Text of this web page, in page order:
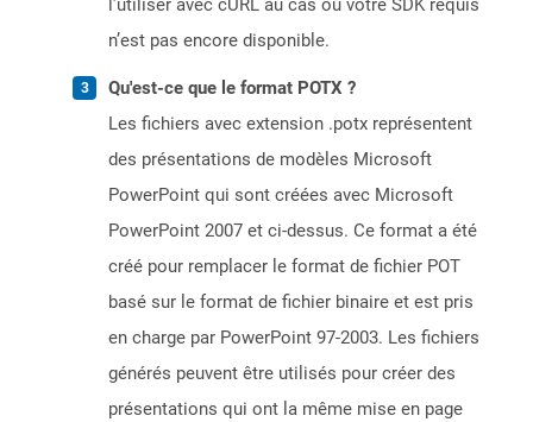
l’utiliser avec cURL au cas où votre SDK requis
n’est pas encore disponible.
Qu'est-ce que le format POTX ?
Les fichiers avec extension .potx représentent
des présentations de modèles Microsoft
PowerPoint qui sont créées avec Microsoft
PowerPoint 2007 et ci-dessus. Ce format a été
créé pour remplacer le format de fichier POT
basé sur le format de fichier binaire et est pris
en charge par PowerPoint 97-2003. Les fichiers
générés peuvent être utilisés pour créer des
présentations qui ont la même mise en page